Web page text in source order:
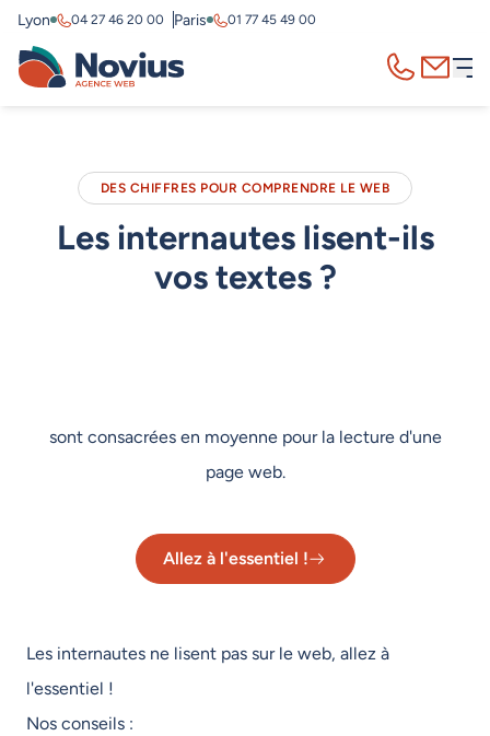
Lyon 04 27 46 20 00 Paris 01 77 45 49 00
DES CHIFFRES POUR COMPRENDRE LE WEB
Les internautes lisent-ils
vos textes ?
sont consacrées en moyenne pour la lecture d'une
page web.
Allez à l'essentiel !
Les internautes ne lisent pas sur le web, allez à
l'essentiel !
Nos conseils :